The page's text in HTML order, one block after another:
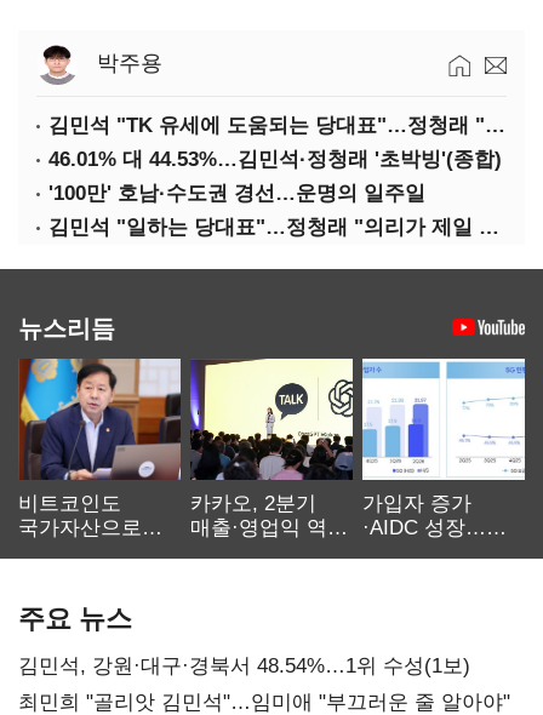
박주용
김민석 "TK 유세에 도움되는 당대표"…정청래 "벌써 대표된 양 당직 배분"
46.01% 대 44.53%…김민석·정청래 '초박빙'(종합)
'100만' 호남·수도권 경선…운명의 일주일
김민석 "일하는 당대표"…정청래 "의리가 제일 중요"
뉴스리듬
비트코인도
국가자산으로…'
카카오, 2분기
매출·영업익 역대
가입자 증가
·AIDC 성장…
주요 뉴스
김민석, 강원·대구·경북서 48.54%…1위 수성(1보)
최민희 "골리앗 김민석"…임미애 "부끄러운 줄 알아야"